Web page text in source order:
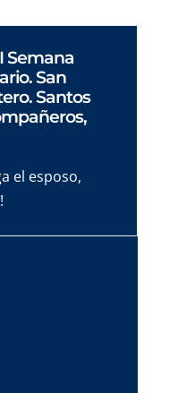
Semana
San
Santos
el esposo,